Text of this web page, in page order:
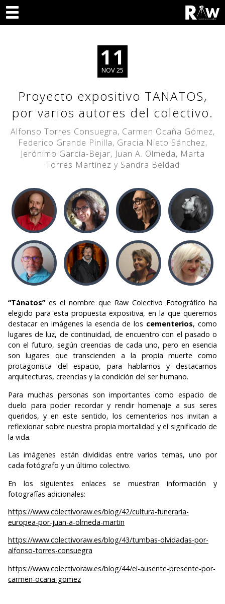
11
NOV 25
Proyecto expositivo TANATOS,
por varios autores del colectivo.
Alfonso Torres Consuegra, Carmen Ocaña Gómez,
Federico Grande Pinilla, Gracia Nieto Sánchez,
Jerónimo García-Bejar, Juan A. Olmeda, Marta
Torres Martínez y Sandra Beldad
“Tánatos”es el nombre que Raw Colectivo Fotográfico ha
elegido para esta propuesta expositiva, en la que queremos
destacar en imágenes la esencia de los cementerios, como
lugares de luz, de continuidad, de encuentro con el pasado o
con el futuro, según creencias de cada uno, pero en esencia
son lugares que transcienden a la propia muerte como
protagonista del espacio, para hablarnos y destacarnos
arquitecturas, creencias y la condición del ser humano.
Para muchas personas son importantes como espacio de
duelo para poder recordar y rendir homenaje a sus seres
queridos, y en este sentido, los cementerios nos invitan a
reflexionar sobre nuestra propia mortalidad y el significado de
la vida.
Las imágenes están divididas entre varios temas, uno por
cada fotógrafo y un último colectivo.
En los siguientes enlaces se muestran información y
fotografías adicionales:
https://www.colectivoraw.es/blog/42/cultura-funeraria-
europea-por-juan-a-olmeda-martin
https://www.colectivoraw.es/blog/43/tumbas-olvidadas-por-
alfonso-torres-consuegra
https://www.colectivoraw.es/blog/44/el-ausente-presente-por-
carmen-ocana-gomez